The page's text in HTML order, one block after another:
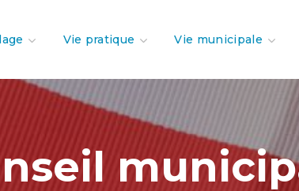
Vie pratique Vie municipale